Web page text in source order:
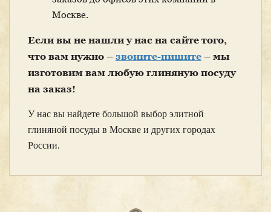
Москве.
Если вы не нашли у нас на сайте того,
что вам нужно – звоните-пишите – мы
изготовим вам любую глиняную посуду
на заказ!
У нас вы найдете большой выбор элитной
глиняной посуды в Москве и других городах
России.